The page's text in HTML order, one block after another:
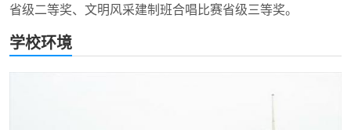
省级二等奖、文明风采建制班合唱比赛省级三等奖。
学校环境